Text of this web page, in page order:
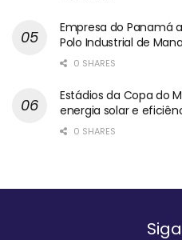
Empresa do Panamá
Polo Industrial de
0 SHARES
Estádios da Copa do
energia solar e
0 SHARES